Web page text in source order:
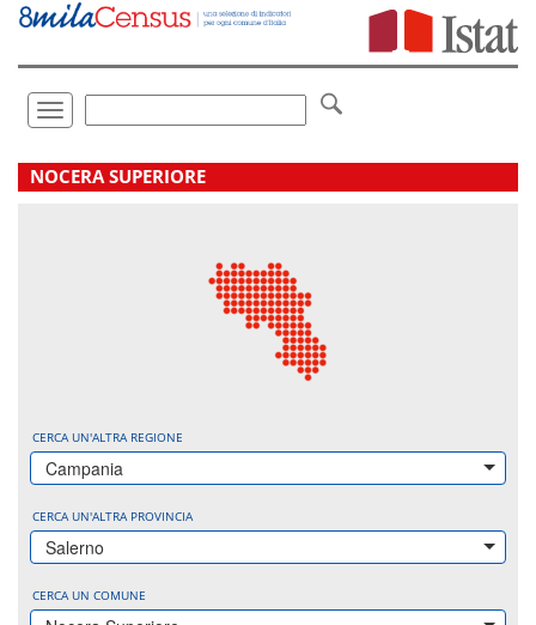
Vai
direttamente
Toggle
navigation
.
NOCERA SUPERIORE
CERCA UN'ALTRA REGIONE
Campania
CERCA UN'ALTRA PROVINCIA
Salerno
CERCA UN COMUNE